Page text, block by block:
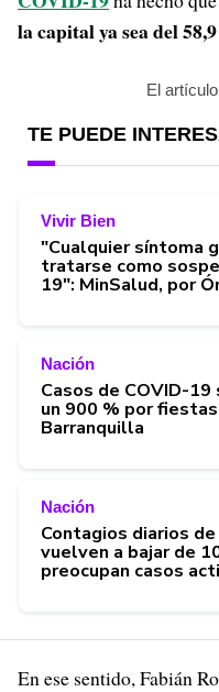
la capital ya sea del
El
TE PUEDE
Vivir Bien
"Cualquier síntoma
tratarse como
19": MinSalud, por
Nación
Casos de COVID-19
un 900 % por
Barranquilla
Nación
Contagios diarios
vuelven a bajar de
preocupan casos
En ese sentido, Fabián